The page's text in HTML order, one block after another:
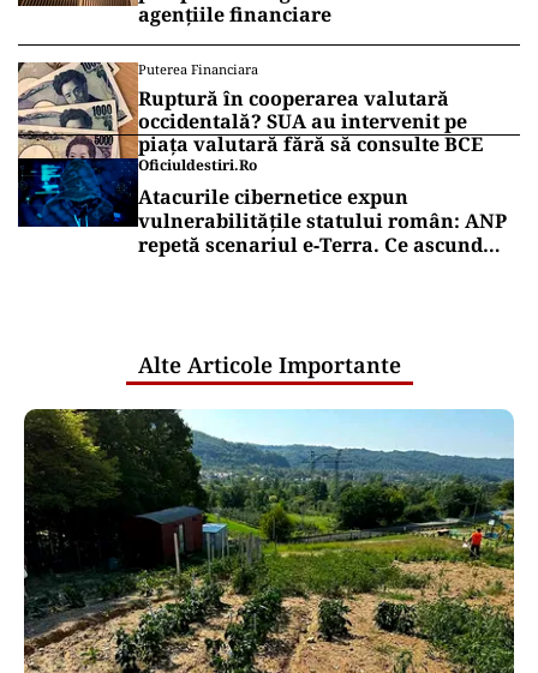
agențiile financiare
Puterea Financiara
Ruptură în cooperarea valutară
occidentală? SUA au intervenit pe
piața valutară fără să consulte BCE
Oficiuldestiri.ro
Atacurile cibernetice expun
vulnerabilitățile statului român: ANP
repetă scenariul e‑Terra. Ce ascund
Alte Articole Importante